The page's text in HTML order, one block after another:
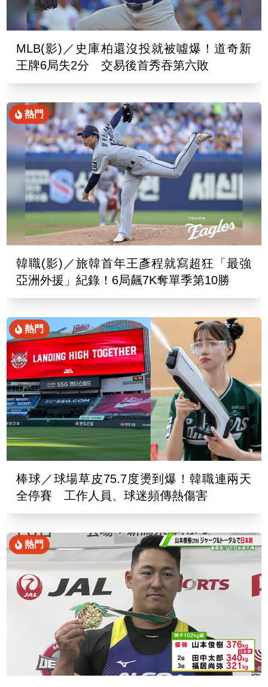
MLB(影)／史庫柏還沒投就被噓爆！道奇新
王牌6局失2分 交易後首秀吞第六敗
熱門
韓職(影)／旅韓首年王彥程就寫超狂「最強
亞洲外援」紀錄！6局飆7K奪單季第10勝
熱門
棒球／球場草皮75.7度燙到爆！韓職連兩天
全停賽 工作人員、球迷頻傳熱傷害
熱門